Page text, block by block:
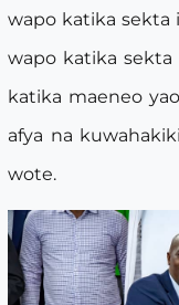
wapo katika sekta
wapo katika sekta
katika maeneo
afya na
wote.